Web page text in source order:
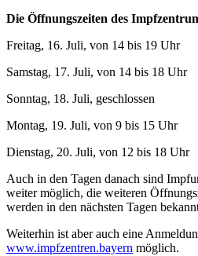
Die Öffnungszeiten des
Freitag, 16. Juli, von 14 bis 19 Uhr
Samstag, 17. Juli, von 14 bis 18 Uhr
Sonntag, 18. Juli, geschlossen
Montag, 19. Juli, von 9 bis 15 Uhr
Dienstag, 20. Juli, von 12 bis 18 Uhr
Auch in den Tagen danach sind
weiter möglich, die weiteren
werden in den nächsten Tagen
Weiterhin ist aber auch eine
www.impfzentren.bayern möglich.